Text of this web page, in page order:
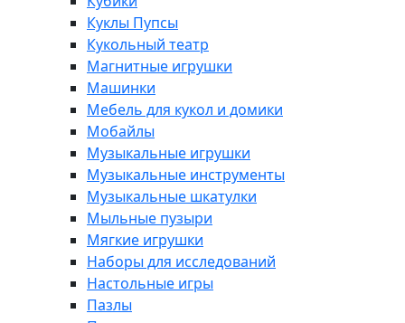
Куклы Пупсы
Кукольный театр
Магнитные игрушки
Машинки
Мебель для кукол и домики
Мобайлы
Музыкальные игрушки
Музыкальные инструменты
Музыкальные шкатулки
Мыльные пузыри
Мягкие игрушки
Наборы для исследований
Настольные игры
Пазлы